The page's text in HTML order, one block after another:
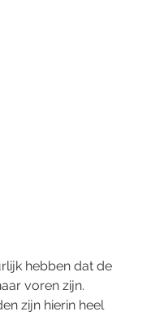
hebben dat de
voren zijn.
zijn hierin heel